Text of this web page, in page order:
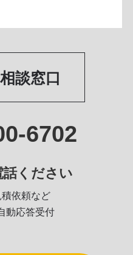
談窓口
6702
ください
依頼など
動応答受付